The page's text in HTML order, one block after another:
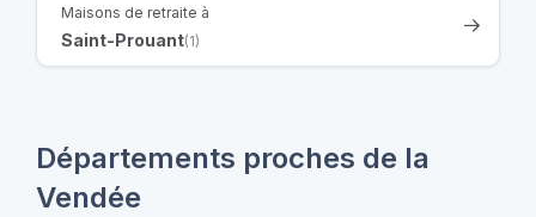
Maisons de retraite à
Saint-Prouant(1)
Départements proches de la
Vendée